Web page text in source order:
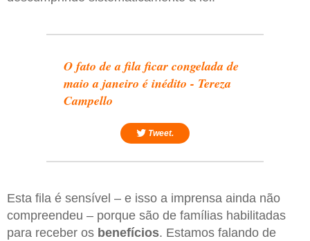
O fato de a fila ficar congelada de
maio a janeiro é inédito - Tereza
Campello
Tweet.
Esta fila é sensível – e isso a imprensa ainda não
compreendeu – porque são de famílias habilitadas
para receber os benefícios. Estamos falando de